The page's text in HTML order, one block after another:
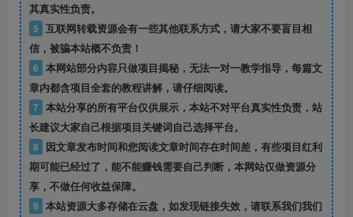
其真实性负责。
5 互联网转载资源会有一些其他联系方式，请大家不要盲目相
信，被骗本站概不负责！
6 本网站部分内容只做项目揭秘，无法一对一教学指导，每篇文
章内都含项目全套的教程讲解，请仔细阅读。
7 本站分享的所有平台仅供展示，本站不对平台真实性负责，站
长建议大家自己根据项目关键词自己选择平台。
8
因文章发布时间和您阅读文章时间存在时间差，有些项目红利
期可能已经过了，能不能赚钱需要自己判断，本网站仅做资源分
享，不做任何收益保障。
9 本站资源大多存储在云盘，如发现链接失效，请联系我们我们